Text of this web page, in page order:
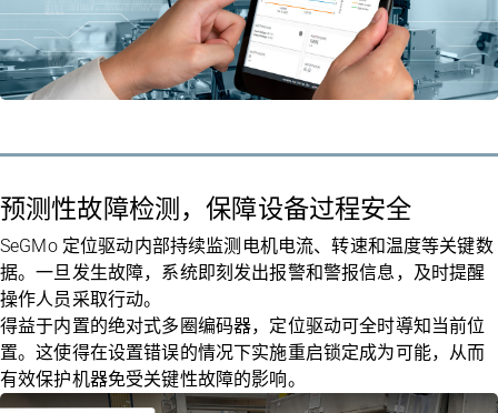
预测性故障检测，保障设备过程安全
SeGMo 定位驱动内部持续监测电机电流、转速和温度等关键数
据。一旦发生故障，系统即刻发出报警和警报信息，及时提醒
操作人员采取行动。
得益于内置的绝对式多圈编码器，定位驱动可全时導知当前位
置。这使得在设置错误的情况下实施重启锁定成为可能，从而
有效保护机器免受关键性故障的影响。